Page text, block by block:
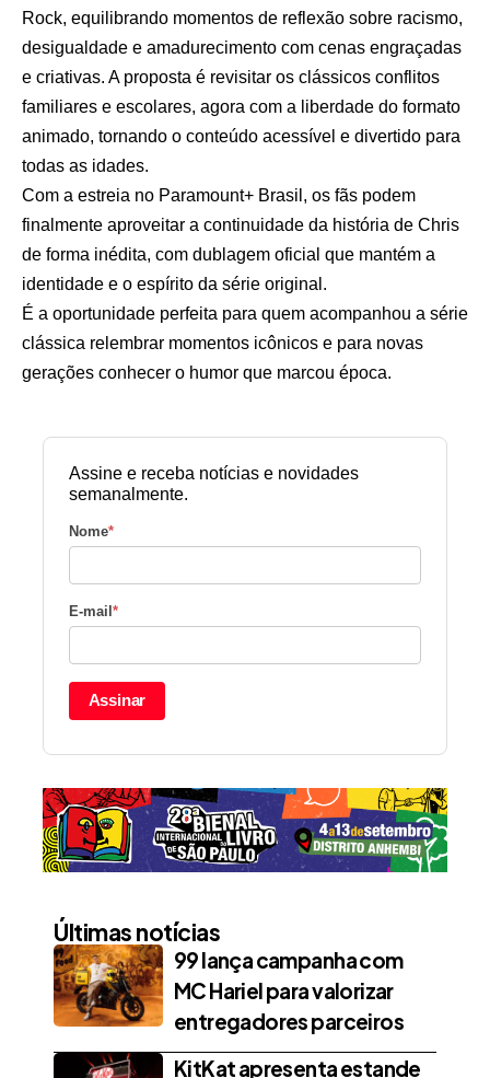
Rock, equilibrando momentos de reflexão sobre racismo,
desigualdade e amadurecimento com cenas engraçadas
e criativas. A proposta é revisitar os clássicos conflitos
familiares e escolares, agora com a liberdade do formato
animado, tornando o conteúdo acessível e divertido para
todas as idades.
Com a estreia no Paramount+ Brasil, os fãs podem
finalmente aproveitar a continuidade da história de Chris
de forma inédita, com dublagem oficial que mantém a
identidade e o espírito da série original.
É a oportunidade perfeita para quem acompanhou a série
clássica relembrar momentos icônicos e para novas
gerações conhecer o humor que marcou época.
Assine e receba notícias e novidades
semanalmente.
Nome*
E-mail *
Assinar
Últimas notícias
99 lança campanha com
MC Hariel para valorizar
entregadores parceiros
KitKat apresenta estande